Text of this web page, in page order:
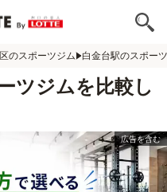
のスポーツジム 白金台駅のスポー
ツジムを比較し